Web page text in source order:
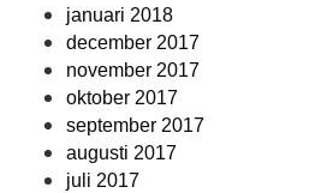
januari 2018
december 2017
november 2017
oktober 2017
september 2017
augusti 2017
juli 2017